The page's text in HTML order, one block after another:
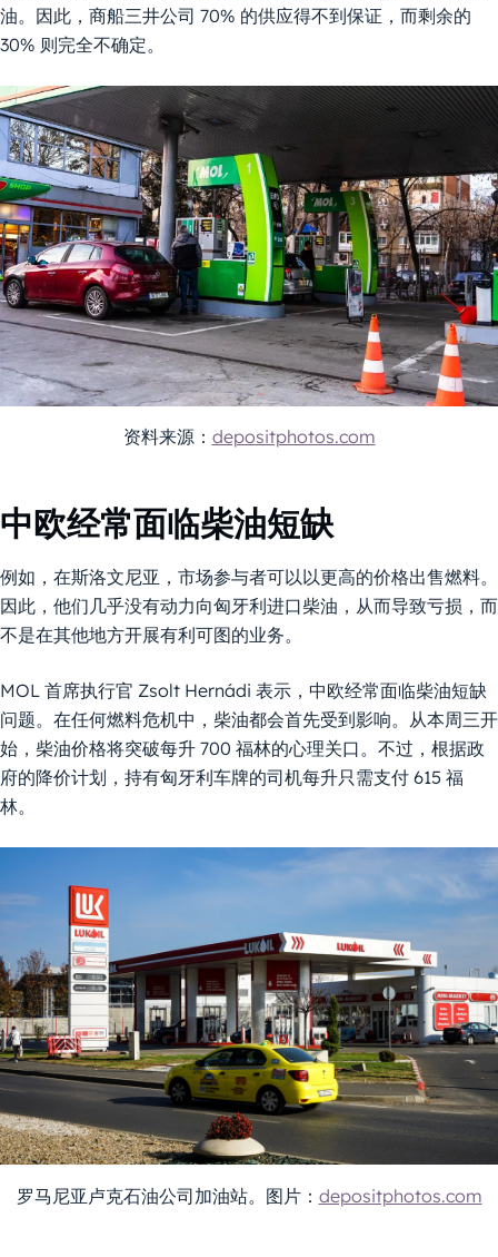
油。因此，商船三井公司 70% 的供应得不到保证，而剩余的
30% 则完全不确定。
资料来源： depositphotos.com
中欧经常面临柴油短缺
例如，在斯洛文尼亚，市场参与者可以以更高的价格出售燃料。
因此，他们几乎没有动力向匈牙利进口柴油，从而导致亏损，而
不是在其他地方开展有利可图的业务。
MOL 首席执行官 Zsolt Hernádi 表示，中欧经常面临柴油短缺
问题。在任何燃料危机中，柴油都会首先受到影响。从本周三开
始，柴油价格将突破每升 700 福林的心理关口。不过，根据政
府的降价计划，持有匈牙利车牌的司机每升只需支付 615 福
林。
罗马尼亚卢克石油公司加油站。图片： depositphotos.com